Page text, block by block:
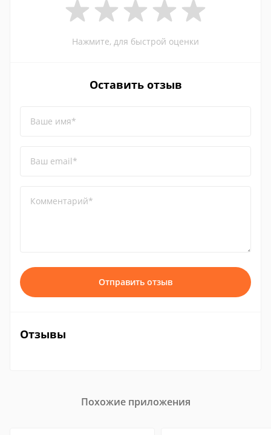
Нажмите, для быстрой оценки
Оставить отзыв
Ваше имя*
Ваш email*
Комментарий*
Отправить отзыв
Отзывы
Похожие приложения